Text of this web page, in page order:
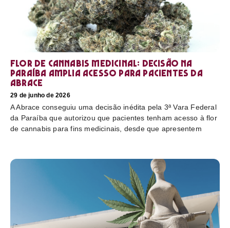
Flor de cannabis medicinal: decisão na
Paraíba amplia acesso para pacientes da
Abrace
29 de junho de 2026
A Abrace conseguiu uma decisão inédita pela 3ª Vara Federal
da Paraíba que autorizou que pacientes tenham acesso à flor
de cannabis para fins medicinais, desde que apresentem